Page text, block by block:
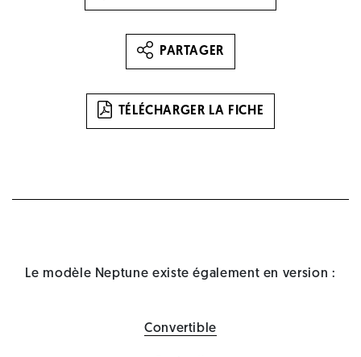
PARTAGER
TÉLÉCHARGER LA FICHE
Le modèle Neptune existe également en version :
Convertible